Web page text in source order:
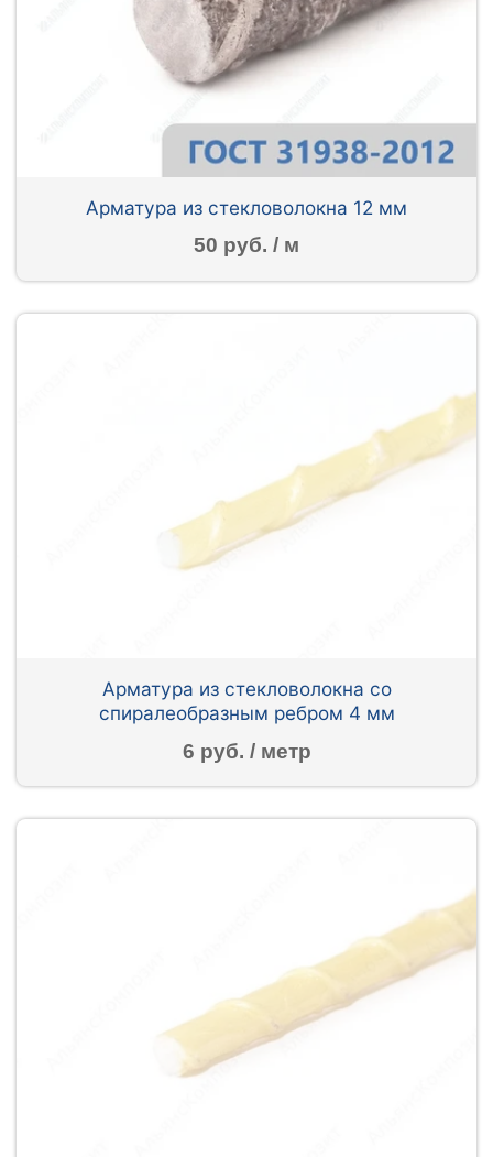
Арматура из стекловолокна 12 мм
50 руб. / м
Арматура из стекловолокна со
спиралеобразным ребром 4 мм
6 руб. / метр